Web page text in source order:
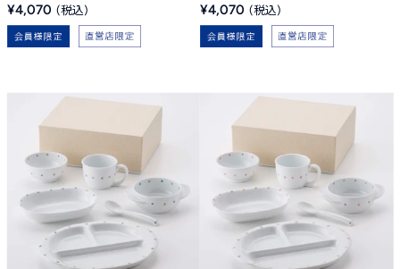
販
売
価
格
¥4,070
販
売
価
格
¥4,070